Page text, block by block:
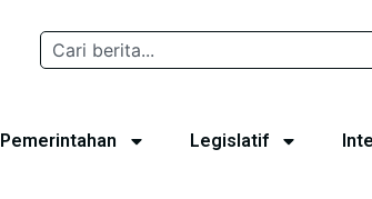
Pemerintahan Legislatif